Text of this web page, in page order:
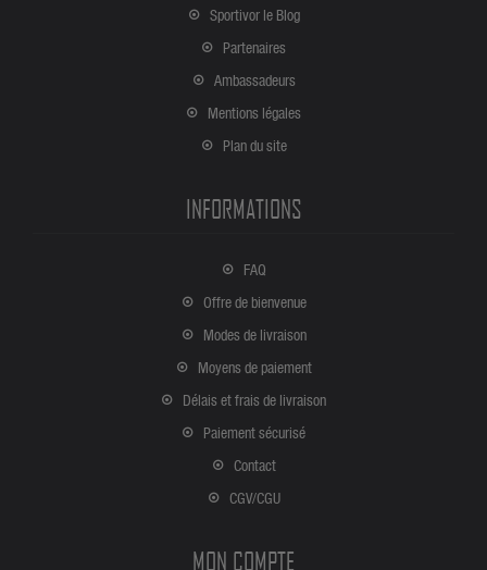
Sportivor le Blog
Partenaires
Ambassadeurs
Mentions légales
Plan du site
INFORMATIONS
FAQ
Offre de bienvenue
Modes de livraison
Moyens de paiement
Délais et frais de livraison
Paiement sécurisé
Contact
CGV/CGU
MON COMPTE